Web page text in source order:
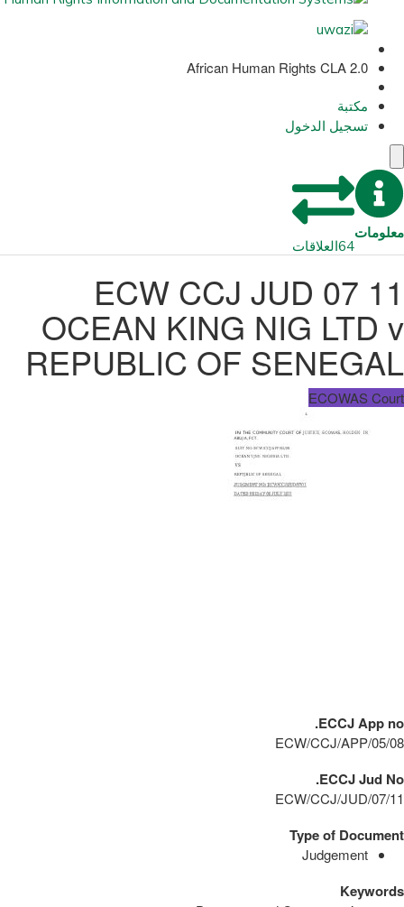
African Human Rights CLA 2.0
مكتبة
تسجيل الدخول
معلومات
64العلاقات
ECW CCJ JUD 07 11
OCEAN KING NIG LTD v
REPUBLIC OF SENEGAL
ECOWAS Court
ECCJ App no.
ECW/CCJ/APP/05/08
ECCJ Jud No.
ECW/CCJ/JUD/07/11
Type of Document
Judgement
Keywords